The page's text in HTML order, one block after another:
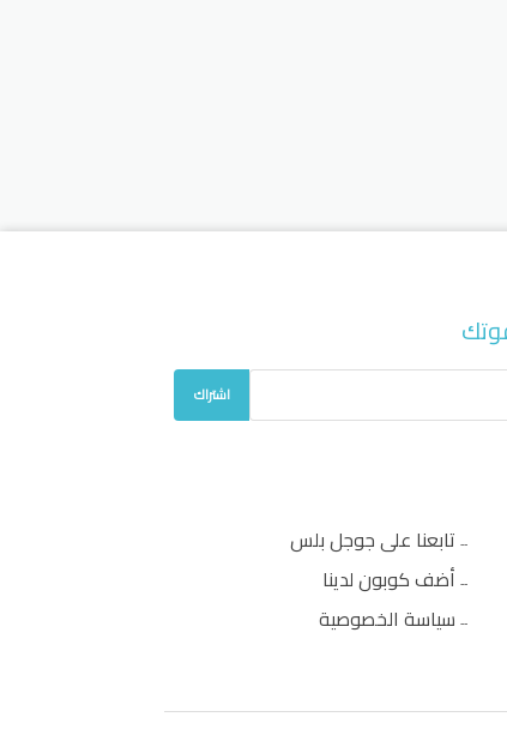
اشتراك
تابعنا على جوجل بلس
أضف كوبون لدينا
سياسة الخصوصية